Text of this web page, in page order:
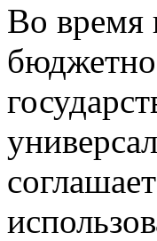
Во время